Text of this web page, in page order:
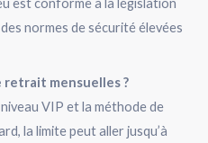
normes de sécurité élevées
retrait mensuelles ?
VIP et la méthode de
la limite peut aller jusqu’à